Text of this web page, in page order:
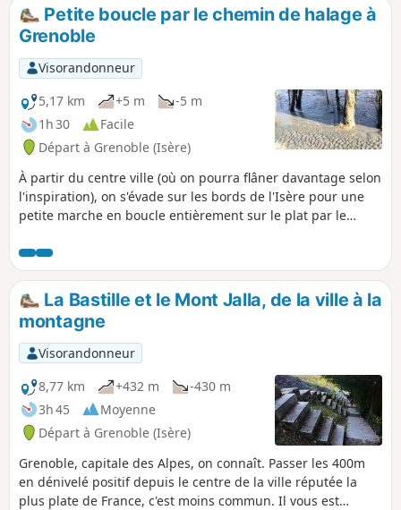
Petite boucle par le chemin de halage à
Grenoble
Visorandonneur
5,17 km
+5 m
-5 m
1h 30
Facile
Départ à Grenoble (Isère)
À partir du centre ville (où on pourra flâner davantage selon
l'inspiration), on s'évade sur les bords de l'Isère pour une
petite marche en boucle entièrement sur le plat par le
humides, soit sur le chemin de terre plus près de la rivière,
s'il est assez sec. Large vue sur Belledonne, qui peut être
enneigée, selon la saison.
La Bastille et le Mont Jalla, de la ville à la
montagne
Visorandonneur
8,77 km
+432 m
-430 m
3h 45
Moyenne
Départ à Grenoble (Isère)
Grenoble, capitale des Alpes, on connaît. Passer les 400m
en dénivelé positif depuis le centre de la ville réputée la
plus plate de France, c'est moins commun. Il vous est